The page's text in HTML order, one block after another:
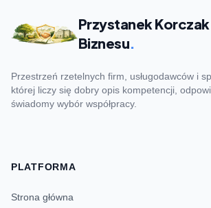
Przystanek
Biznesu.
Przestrzeń rzetelnych firm, usługodawców i
której liczy się dobry opis kompetencji,
świadomy wybór współpracy.
PLATFORMA
Strona główna